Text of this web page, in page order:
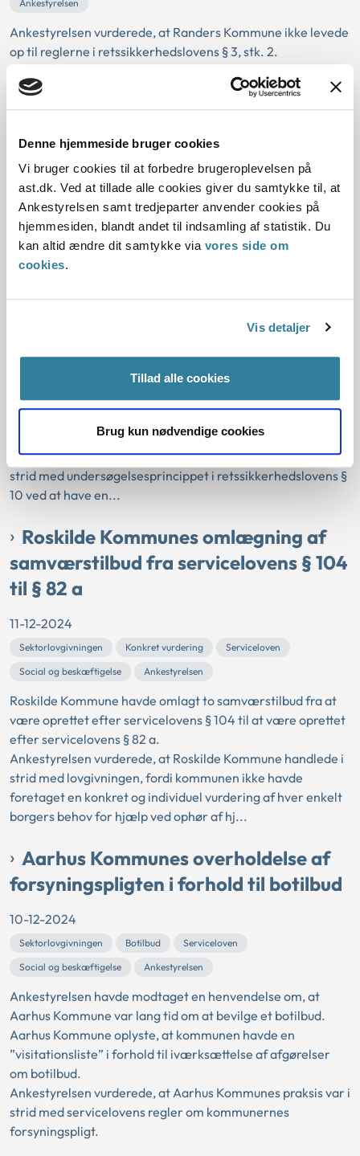
Denne hjemmeside bruger cookies
Vi bruger cookies til at forbedre brugeroplevelsen på
ast.dk. Ved at tillade alle cookies giver du samtykke til, at
Ankestyrelsen samt tredjeparter anvender cookies på
hjemmesiden, blandt andet til indsamling af statistik. Du
kan altid ændre dit samtykke via vores side om
cookies.
Vis detaljer
Tillad alle cookies
Brug kun nødvendige cookies
Ankestyrelsen
Ankestyrelsen vurderede, at Randers Kommune ikke levede
op til reglerne i retssikkerhedslovens § 3, stk. 2.
sagsbehandlingsfrister på alle de relevante sagsområder,
som følger af § 1, stk. 2, i retssikkerhedsbekendtgørelsen, fx
fritagelse for et sundt fr...
Egedal Kommunes praksis for
flytning af et antal beboere i
forbindelse med nedlæggelse af et
antal plejeboligpladser
11-12-2024
Social og beskæftigelse
Ankestyrelsen var på baggrund af en henvendelse fra
Ældresagen blevet opmærksom på en bekymring for
forbindelse med nedlæggelse af et antal plejeboligpladser.
Ankestyrelsen vurderede, at Egedal Kommune handlede i
strid med undersøgelsesprincippet i retssikkerhedslovens §
10 ved at have en...
Roskilde Kommunes omlægning af
samværstilbud fra servicelovens § 104
til § 82 a
11-12-2024
Sektorlovgivningen Konkret vurdering
Serviceloven
Social og beskæftigelse
Ankestyrelsen
Roskilde Kommune havde omlagt to samværstilbud fra at
være oprettet efter servicelovens § 104 til at være oprettet
efter servicelovens § 82 a.
Ankestyrelsen vurderede, at Roskilde Kommune handlede i
strid med lovgivningen, fordi kommunen ikke havde
foretaget en konkret og individuel vurdering af hver enkelt
borgers behov for hjælp ved ophør af hj...
Aarhus Kommunes overholdelse af
forsyningspligten i forhold til botilbud
10-12-2024
Sektorlovgivningen Botilbud
Serviceloven
Social og beskæftigelse
Ankestyrelsen
Ankestyrelsen havde modtaget en henvendelse om, at
Aarhus Kommune var lang tid om at bevilge et botilbud.
Aarhus Kommune oplyste, at kommunen havde en
”visitationsliste” i forhold til iværksættelse af afgørelser
om botilbud.
Ankestyrelsen vurderede, at Aarhus Kommunes praksis var i
strid med servicelovens regler om kommunernes
forsyningspligt.